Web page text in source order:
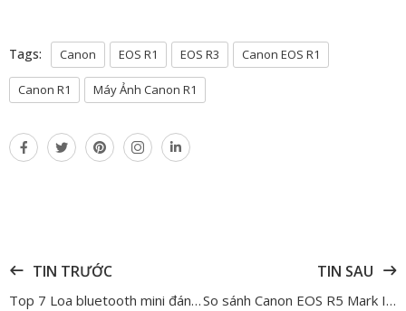
Tags: Canon EOS R1 EOS R3 Canon EOS R1
Canon R1 Máy Ảnh Canon R1
TIN TRƯỚC
Top 7 Loa bluetooth mini đáng mua nhất cho người yêu nhạc
TIN SAU
So sánh Canon EOS R5 Mark II và Canon EOS R5 – Liệu có phải là một bảng nâng cấp đáng giá?